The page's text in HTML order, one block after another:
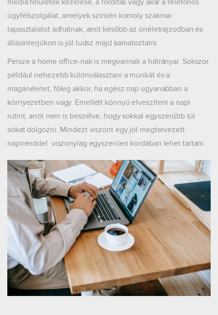
media felületek kezelése, a fordítás vagy akár a telefonos
ügyfélszolgálat, amelyek szintén komoly szakmai
tapasztalatot adhatnak, amit később az önéletrajzodban és
állásinterjúkon is jól tudsz majd kamatoztatni.
Persze a home office-nak is megvannak a hátrányai. Sokszor
például nehezebb különválasztani a munkát és a
magánéletet, főleg akkor, ha egész nap ugyanabban a
környezetben vagy. Emellett könnyű elveszíteni a napi
rutint, arról nem is beszélve, hogy sokkal egyszerűbb túl
sokat dolgozni. Mindezt viszont egy jól megtervezett
napirenddel viszonylag egyszerűen kordában lehet tartani.